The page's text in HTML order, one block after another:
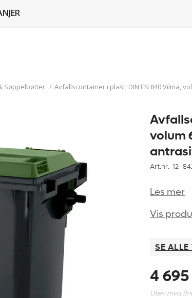
Søppelbøtter / Avfallscontainer i plast, DIN EN 840 Vilma,
volum
Art.nr. 12-
Les mer
Vis
SE ALLE
4
Uten mva